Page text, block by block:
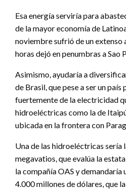
Esa energía serviría para
de la mayor economía de
noviembre sufrió de un extenso
horas dejó en penumbras a Sao
Asimismo, ayudaría a
de Brasil, que pese a ser un
fuertemente de la electricidad
hidroeléctricas como la de
ubicada en la frontera con
Una de las hidroeléctricas sería
megavatios, que evalúa la
la compañía OAS y demandaría
4.000 millones de dólares, que